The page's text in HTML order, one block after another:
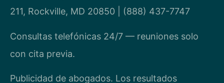
211, Rockville, MD 20850 | (888) 437-7747
Consultas telefónicas 24/7 — reuniones solo
con cita previa.
Publicidad de abogados. Los resultados